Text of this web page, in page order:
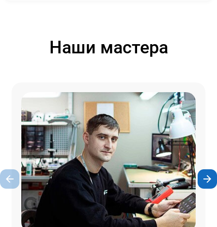
Наши мастера